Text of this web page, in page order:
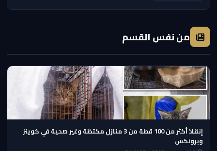
من نفس القسم
إنقاذ أكثر من 100 قطة من 3 منازل مكتظة وغير صحية في كوينز
وبرونكس